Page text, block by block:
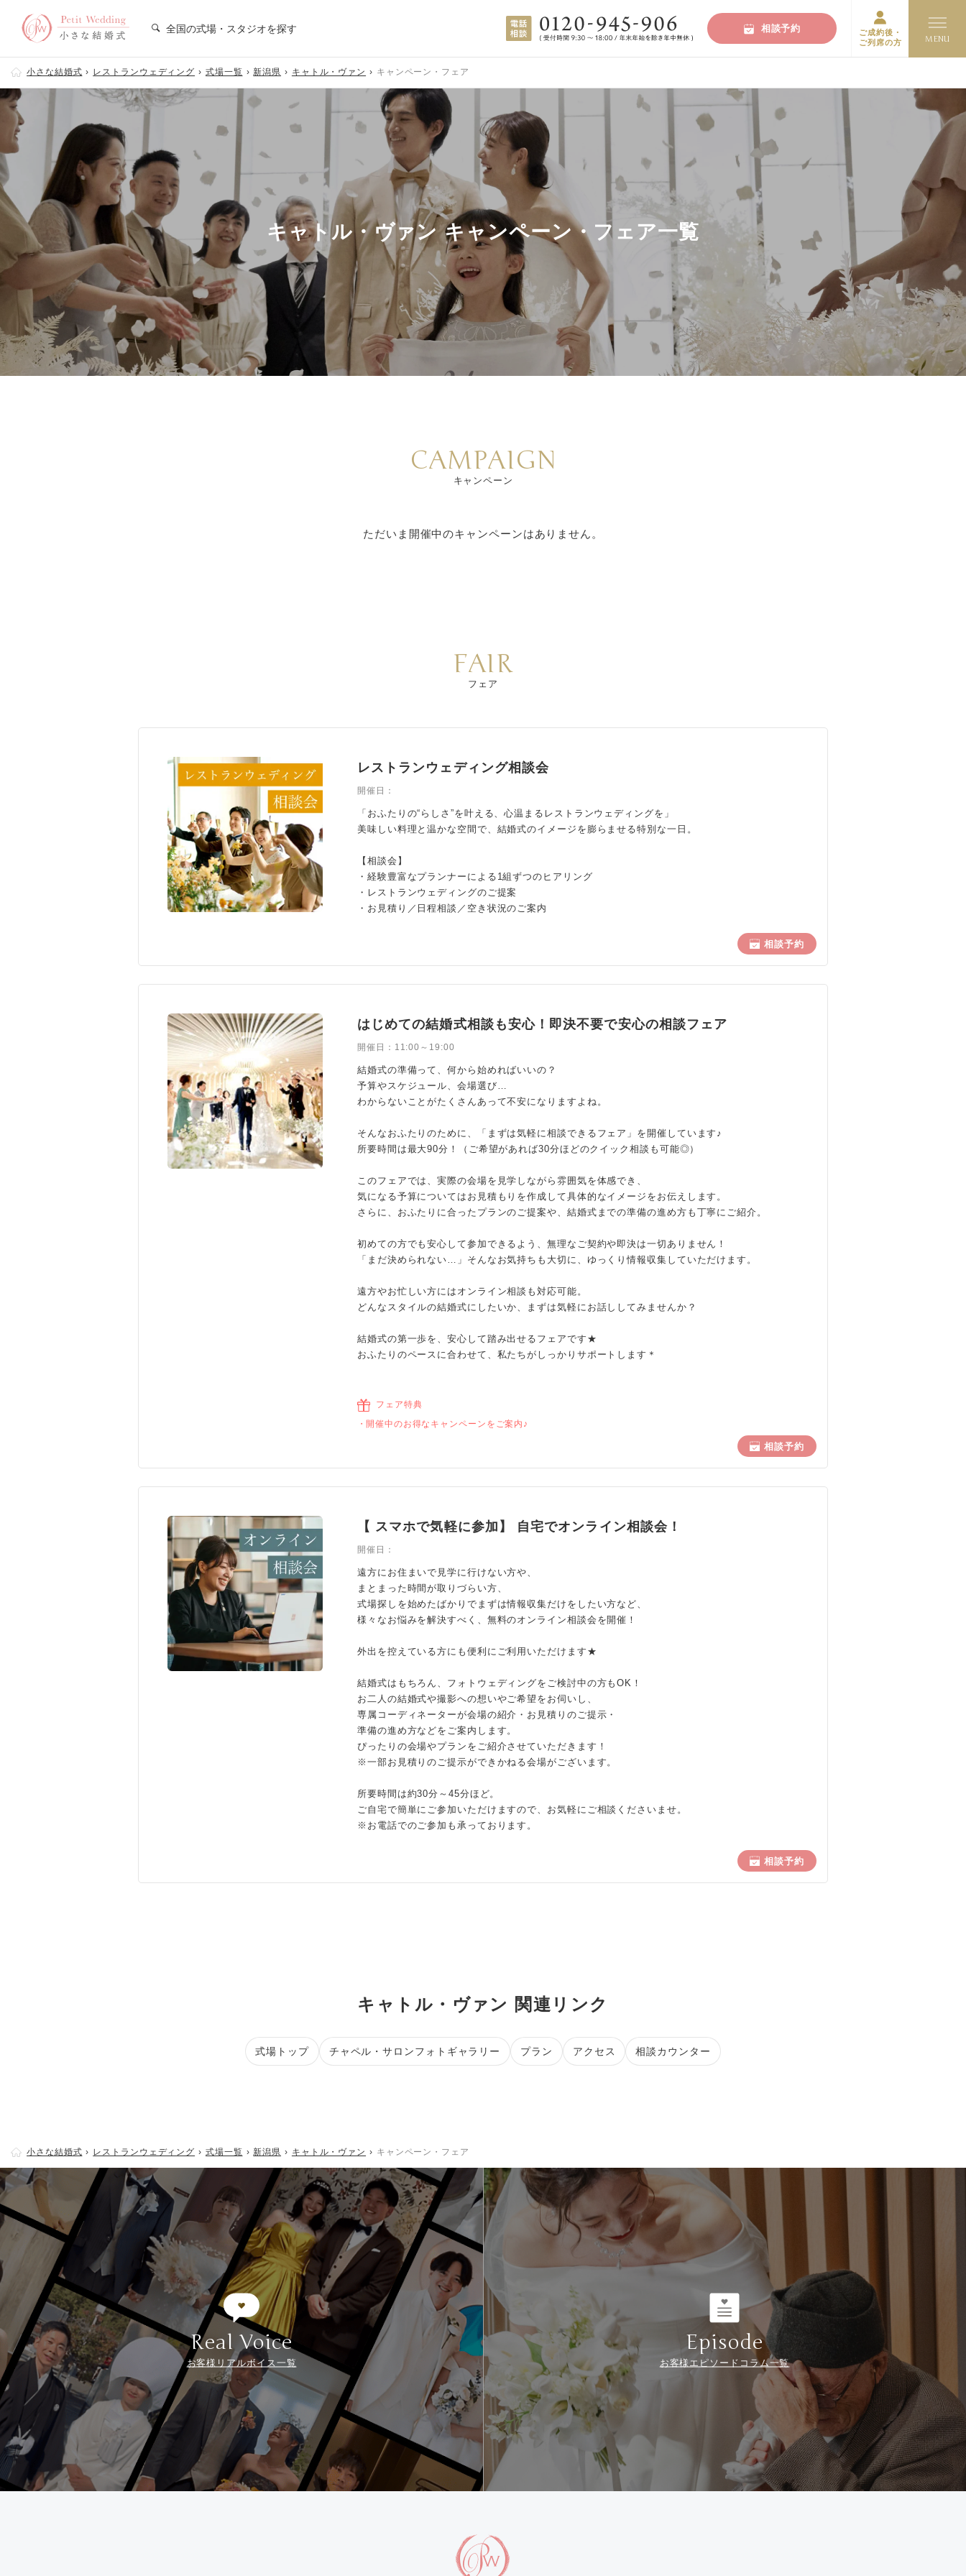
全国の式場・スタジオを探す 相談予約
ご成約後・
ご列席の方
小さな結婚式 レストランウェディング 式場一覧 新潟県 キャトル・ヴァン キャンペーン・フェア
キャトル・ヴァン キャンペーン・フェア一覧
CAMPAIGN
キャンペーン
ただいま開催中のキャンペーンはありません。
FAIR
フェア
レストランウェディング相談会
開催日：
「おふたりの“らしさ”を叶える、心温まるレストランウェディングを」
美味しい料理と温かな空間で、結婚式のイメージを膨らませる特別な一日。
【相談会】
・経験豊富なプランナーによる1組ずつのヒアリング
・レストランウェディングのご提案
・お見積り／日程相談／空き状況のご案内
相談予約
はじめての結婚式相談も安心！即決不要で安心の相談フェア
開催日： 11:00～19:00
結婚式の準備って、何から始めればいいの？
予算やスケジュール、会場選び…
わからないことがたくさんあって不安になりますよね。
そんなおふたりのために、「まずは気軽に相談できるフェア」を開催しています♪
所要時間は最大90分！（ご希望があれば30分ほどのクイック相談も可能◎）
このフェアでは、実際の会場を見学しながら雰囲気を体感でき、
気になる予算についてはお見積もりを作成して具体的なイメージをお伝えします。
さらに、おふたりに合ったプランのご提案や、結婚式までの準備の進め方も丁寧にご紹介。
初めての方でも安心して参加できるよう、無理なご契約や即決は一切ありません！
「まだ決められない…」そんなお気持ちも大切に、ゆっくり情報収集していただけます。
遠方やお忙しい方にはオンライン相談も対応可能。
どんなスタイルの結婚式にしたいか、まずは気軽にお話ししてみませんか？
結婚式の第一歩を、安心して踏み出せるフェアです★
おふたりのペースに合わせて、私たちがしっかりサポートします＊
フェア特典
開催中のお得なキャンペーンをご案内♪
相談予約
【 スマホで気軽に参加】 自宅でオンライン相談会！
開催日：
遠方にお住まいで見学に行けない方や、
まとまった時間が取りづらい方、
式場探しを始めたばかりでまずは情報収集だけをしたい方など、
様々なお悩みを解決すべく、無料のオンライン相談会を開催！
外出を控えている方にも便利にご利用いただけます★
結婚式はもちろん、フォトウェディングをご検討中の方もOK！
お二人の結婚式や撮影への想いやご希望をお伺いし、
専属コーディネーターが会場の紹介・お見積りのご提示・
準備の進め方などをご案内します。
ぴったりの会場やプランをご紹介させていただきます！
※一部お見積りのご提示ができかねる会場がございます。
所要時間は約30分～45分ほど。
ご自宅で簡単にご参加いただけますので、お気軽にご相談くださいませ。
※お電話でのご参加も承っております。
相談予約
キャトル・ヴァン 関連リンク
式場トップ チャペル・サロンフォトギャラリー プラン アクセス 相談カウンター
小さな結婚式 レストランウェディング 式場一覧 新潟県 キャトル・ヴァン キャンペーン・フェア
Real Voice
お客様リアルボイス一覧
Episode
お客様エピソードコラム一覧